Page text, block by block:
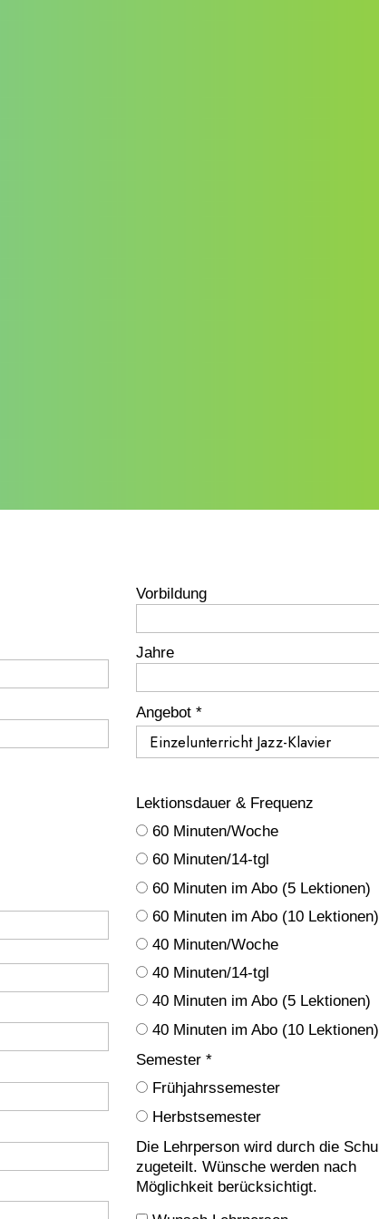
Vorbildung
Jahre
Angebot *
Lektionsdauer & Frequenz
60 Minuten/Woche
60 Minuten/14-tgl
60 Minuten im Abo (5 Lektionen)
60 Minuten im Abo (10 Lektionen)
40 Minuten/Woche
40 Minuten/14-tgl
40 Minuten im Abo (5 Lektionen)
40 Minuten im Abo (10 Lektionen)
Semester *
Frühjahrssemester
Herbstsemester
Die Lehrperson wird durch die
zugeteilt. Wünsche werden nach
Möglichkeit berücksichtigt.